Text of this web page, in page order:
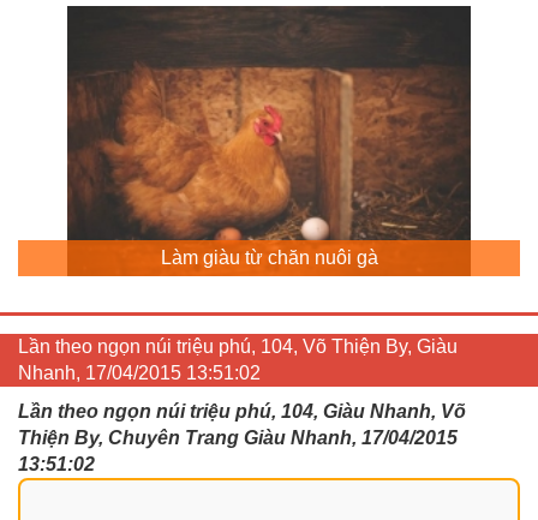
Làm giàu từ chăn nuôi gà
Lần theo ngọn núi triệu phú, 104, Võ Thiện By, Giàu
Nhanh, 17/04/2015 13:51:02
Lần theo ngọn núi triệu phú, 104, Giàu Nhanh, Võ
Thiện By, Chuyên Trang Giàu Nhanh, 17/04/2015
13:51:02